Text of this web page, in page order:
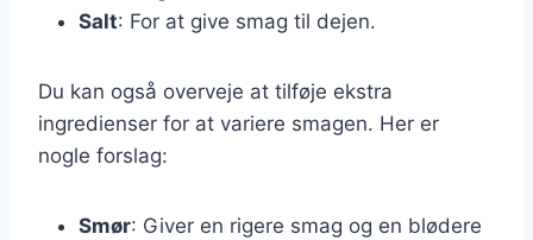
Salt: For at give smag til dejen.
Du kan også overveje at tilføje ekstra
ingredienser for at variere smagen. Her er
nogle forslag:
Smør: Giver en rigere smag og en blødere